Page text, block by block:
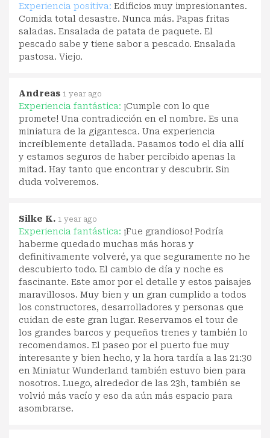
Experiencia positiva: Edificios muy impresionantes.
Comida total desastre. Nunca más. Papas fritas
saladas. Ensalada de patata de paquete. El
pescado sabe y tiene sabor a pescado. Ensalada
pastosa. Viejo.
Andreas 1 year ago
Experiencia fantástica: ¡Cumple con lo que
promete! Una contradicción en el nombre. Es una
miniatura de la gigantesca. Una experiencia
increíblemente detallada. Pasamos todo el día allí
y estamos seguros de haber percibido apenas la
mitad. Hay tanto que encontrar y descubrir. Sin
duda volveremos.
Silke K. 1 year ago
Experiencia fantástica: ¡Fue grandioso! Podría
haberme quedado muchas más horas y
definitivamente volveré, ya que seguramente no he
descubierto todo. El cambio de día y noche es
fascinante. Este amor por el detalle y estos paisajes
maravillosos. Muy bien y un gran cumplido a todos
los constructores, desarrolladores y personas que
cuidan de este gran lugar. Reservamos el tour de
los grandes barcos y pequeños trenes y también lo
recomendamos. El paseo por el puerto fue muy
interesante y bien hecho, y la hora tardía a las 21:30
en Miniatur Wunderland también estuvo bien para
nosotros. Luego, alrededor de las 23h, también se
volvió más vacío y eso da aún más espacio para
asombrarse.